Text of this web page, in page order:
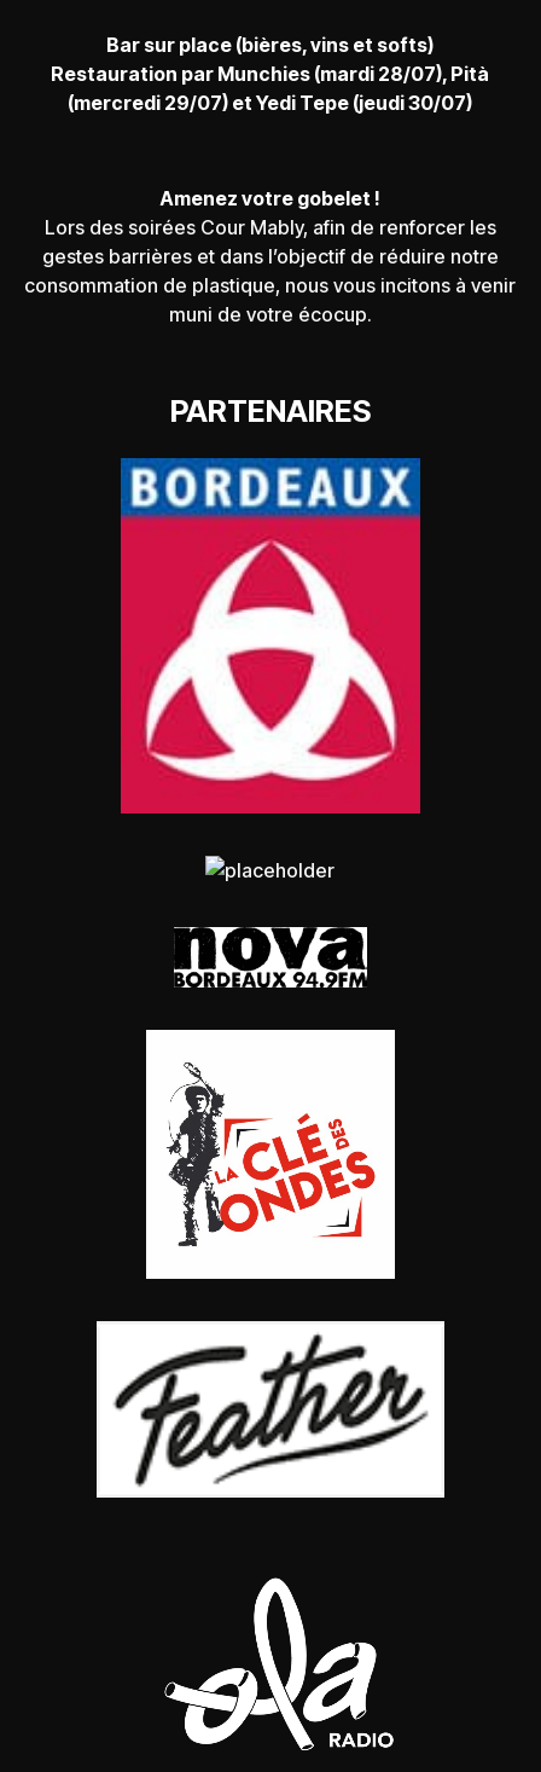
Bar sur place (bières, vins et softs)
Restauration par Munchies (mardi 28/07), Pità
(mercredi 29/07) etYedi Tepe (jeudi 30/07)
Amenez votre gobelet !
Lors des soirées Cour Mably, afin de renforcer les
gestes barrières et dans l’objectif de réduire notre
consommation de plastique, nous vous incitons à venir
muni de votre écocup.
PARTENAIRES